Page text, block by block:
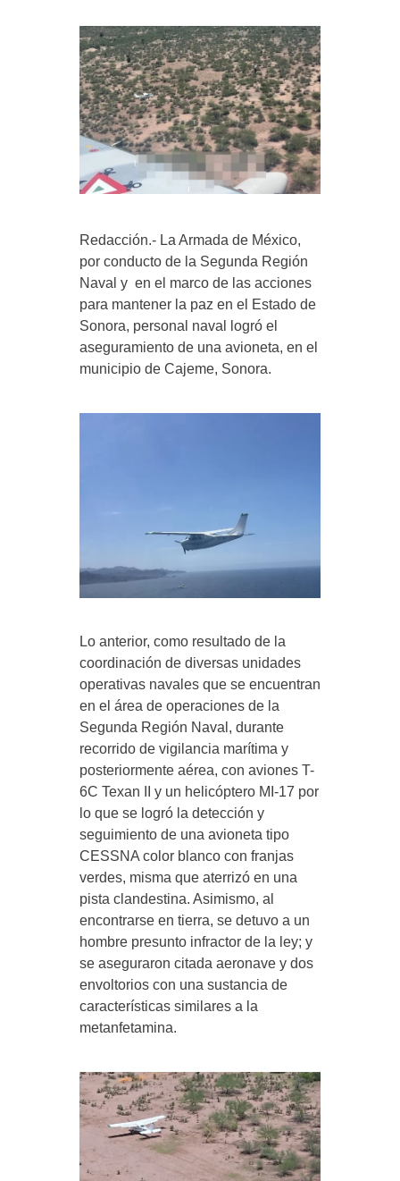
Redacción.- La Armada de México,
por conducto de la Segunda Región
Naval y en el marco de las acciones
para mantener la paz en el Estado de
Sonora, personal naval logró el
aseguramiento de una avioneta, en el
municipio de Cajeme, Sonora.
Lo anterior, como resultado de la
coordinación de diversas unidades
operativas navales que se encuentran
en el área de operaciones de la
Segunda Región Naval, durante
recorrido de vigilancia marítima y
posteriormente aérea, con aviones T-
6C Texan II y un helicóptero MI-17 por
lo que se logró la detección y
seguimiento de una avioneta tipo
CESSNA color blanco con franjas
verdes, misma que aterrizó en una
pista clandestina. Asimismo, al
encontrarse en tierra, se detuvo a un
hombre presunto infractor de la ley; y
se aseguraron citada aeronave y dos
envoltorios con una sustancia de
características similares a la
metanfetamina.